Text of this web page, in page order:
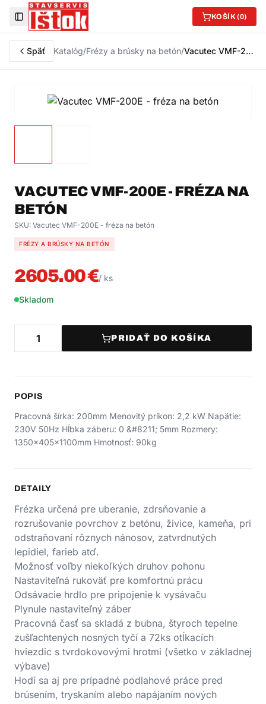
Toggle Sidebar KOŠÍK (0)
Späť Katalóg/Frézy a brúsky na betón/ Vacutec VMF-200E - fréza na betón
VACUTEC VMF-200E - FRÉZA NA
BETÓN
SKU: Vacutec VMF-200E - fréza na betón
FRÉZY A BRÚSKY NA BETÓN
2605.00€/ ks
Skladom
PRIDAŤ DO KOŠÍKA
POPIS
Pracovná šírka: 200mm Menovitý príkon: 2,2 kW Napätie:
230V 50Hz Hĺbka záberu: 0 &#8211; 5mm Rozmery:
1350x405x1100mm Hmotnosť: 90kg
DETAILY
Frézka určená pre uberanie, zdrsňovanie a
rozrušovanie povrchov z betónu, živice, kameňa, pri
odstraňovaní rôznych nánosov, zatvrdnutých
lepidiel, farieb atď.
Možnosť voľby niekoľkých druhov pohonu
Nastaviteľná rukoväť pre komfortnú prácu
Odsávacie hrdlo pre pripojenie k vysávaču
Plynule nastaviteľný záber
Pracovná časť sa skladá z bubna, štyroch tepelne
zušľachtených nosných tyčí a 72ks otĺkacích
hviezdic s tvrdokovovými hrotmi (všetko v základnej
výbave)
Hodí sa aj pre prípadné podlahové práce pred
brúsením, tryskaním alebo napájaním nových